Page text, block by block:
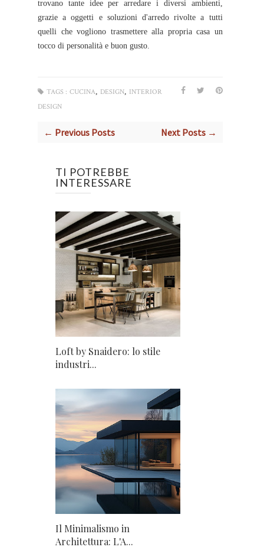
trovano tante idee per arredare i diversi ambienti,
grazie a oggetti e soluzioni d'arredo rivolte a tutti
quelli che vogliono trasmettere alla propria casa un
tocco di personalità e buon gusto.
TAGS : CUCINA, DESIGN, INTERIOR
DESIGN
← Previous Posts Next Posts →
TI POTREBBE
INTERESSARE
Loft by Snaidero: lo stile
industri...
Il Minimalismo in
Architettura: L'A...